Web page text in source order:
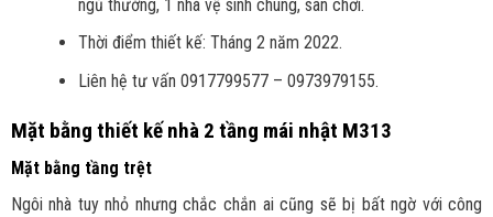
ngủ thường, 1 nhà vệ sinh chung, sân chơi.
Thời điểm thiết kế: Tháng 2 năm 2022.
Liên hệ tư vấn 0917799577 – 0973979155.
Mặt bằng thiết kế nhà 2 tầng mái nhật M313
Mặt bằng tầng trệt
Ngôi nhà tuy nhỏ nhưng chắc chắn ai cũng sẽ bị bất ngờ với công